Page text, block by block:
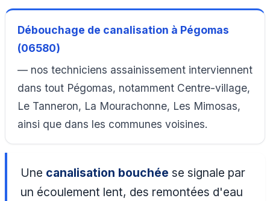
Débouchage de canalisation à Pégomas
(06580)
— nos techniciens assainissement interviennent
dans tout Pégomas, notamment Centre-village,
Le Tanneron, La Mourachonne, Les Mimosas,
ainsi que dans les communes voisines.
Une canalisation bouchée se signale par
un écoulement lent, des remontées d'eau